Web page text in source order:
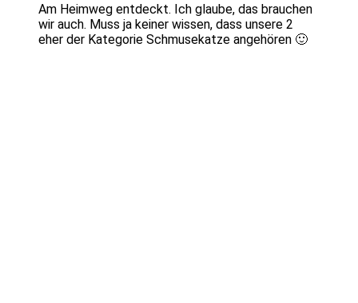
Am Heimweg entdeckt. Ich glaube, das brauchen
wir auch. Muss ja keiner wissen, dass unsere 2
eher der Kategorie Schmusekatze angehören 🙂